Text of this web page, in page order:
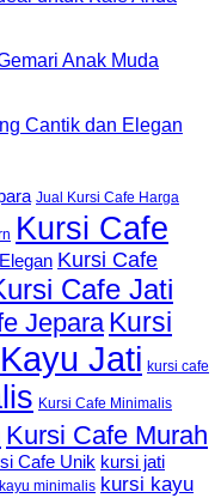
Anak Muda
Cantik dan Elegan
Jual Kursi Cafe Harga
Kursi Cafe
Kursi Cafe
Cafe Jati
Jepara Kursi
Jati kursi cafe
Kursi Cafe Minimalis
Kursi Cafe Murah
Cafe Unik kursi jati
minimalis kursi kayu